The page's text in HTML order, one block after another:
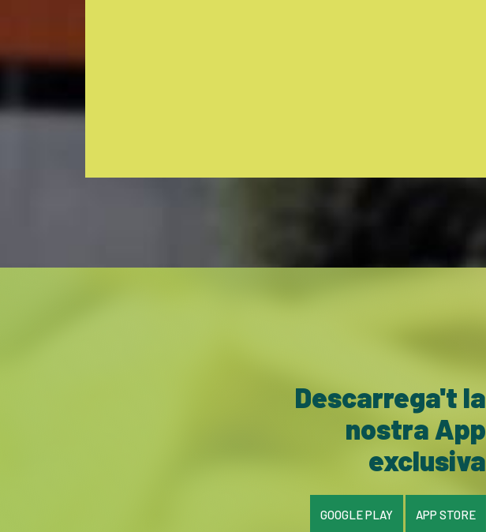
Descarrega't la
nostra App
exclusiva
GOOGLE PLAY APP STORE